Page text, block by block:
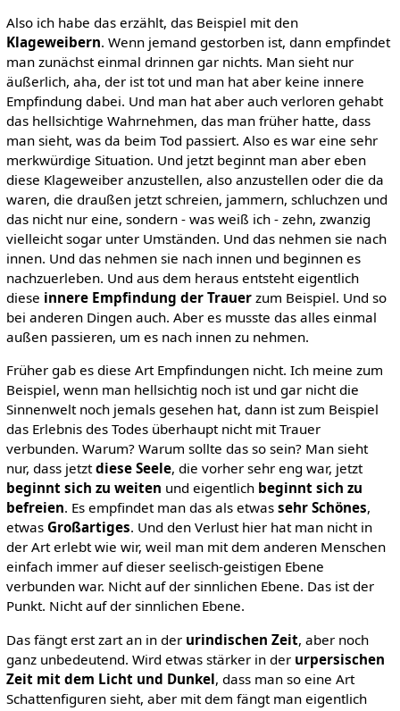
Also ich habe das erzählt, das Beispiel mit den
Klageweibern. Wenn jemand gestorben ist, dann empfindet
man zunächst einmal drinnen gar nichts. Man sieht nur
äußerlich, aha, der ist tot und man hat aber keine innere
Empfindung dabei. Und man hat aber auch verloren gehabt
das hellsichtige Wahrnehmen, das man früher hatte, dass
man sieht, was da beim Tod passiert. Also es war eine sehr
merkwürdige Situation. Und jetzt beginnt man aber eben
diese Klageweiber anzustellen, also anzustellen oder die da
waren, die draußen jetzt schreien, jammern, schluchzen und
das nicht nur eine, sondern - was weiß ich - zehn, zwanzig
vielleicht sogar unter Umständen. Und das nehmen sie nach
innen. Und das nehmen sie nach innen und beginnen es
nachzuerleben. Und aus dem heraus entsteht eigentlich
diese innere Empfindung der Trauerzum Beispiel. Und so
bei anderen Dingen auch. Aber es musste das alles einmal
außen passieren, um es nach innen zu nehmen.
Früher gab es diese Art Empfindungen nicht. Ich meine zum
Beispiel, wenn man hellsichtig noch ist und gar nicht die
Sinnenwelt noch jemals gesehen hat, dann ist zum Beispiel
das Erlebnis des Todes überhaupt nicht mit Trauer
verbunden. Warum? Warum sollte das so sein? Man sieht
nur, dass jetztdiese Seele, die vorher sehr eng war, jetzt
beginnt sich zu weiten und eigentlich beginnt sich zu
befreien. Es empfindet man das als etwas sehr Schönes,
etwas Großartiges. Und den Verlust hier hat man nicht in
der Art erlebt wie wir, weil man mit dem anderen Menschen
einfach immer auf dieser seelisch-geistigen Ebene
verbunden war. Nicht auf der sinnlichen Ebene. Das ist der
Punkt. Nicht auf der sinnlichen Ebene.
Das fängt erst zart an in der urindischen Zeit, aber noch
ganz unbedeutend. Wird etwas stärker in der urpersischen
Zeit mit dem Licht und Dunkel, dass man so eine Art
Schattenfiguren sieht, aber mit dem fängt man eigentlich